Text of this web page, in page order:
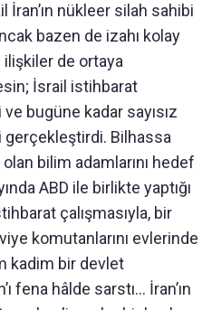
İran’ın nükleer silah sahibi
bazen de izahı kolay
ilişkiler de ortaya
İsrail istihbarat
bugüne kadar sayısız
Bilhassa
bilim adamlarını hedef
ABD ile birlikte yaptığı
çalışmasıyla, bir
komutanlarını evlerinde
kadim bir devlet
fena hâlde sarstı… İran’ın